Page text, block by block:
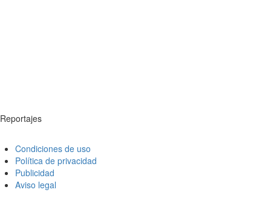
Reportajes
Condiciones de uso
Política de privacidad
Publicidad
Aviso legal